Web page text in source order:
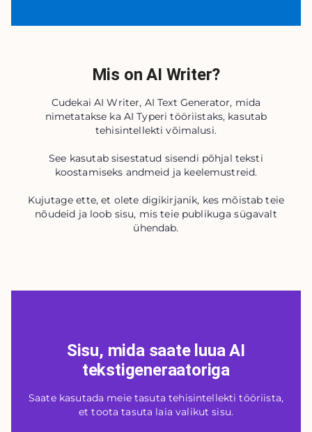
Mis on AI Writer?
Cudekai AI Writer, AI Text Generator, mida
nimetatakse ka AI Typeri tööriistaks, kasutab
tehisintellekti võimalusi.
See kasutab sisestatud sisendi põhjal teksti
koostamiseks andmeid ja keelemustreid.
Kujutage ette, et olete digikirjanik, kes mõistab teie
nõudeid ja loob sisu, mis teie publikuga sügavalt
ühendab.
Sisu, mida saate luua AI
tekstigeneraatoriga
Saate kasutada meie tasuta tehisintellekti tööriista,
et toota tasuta laia valikut sisu.